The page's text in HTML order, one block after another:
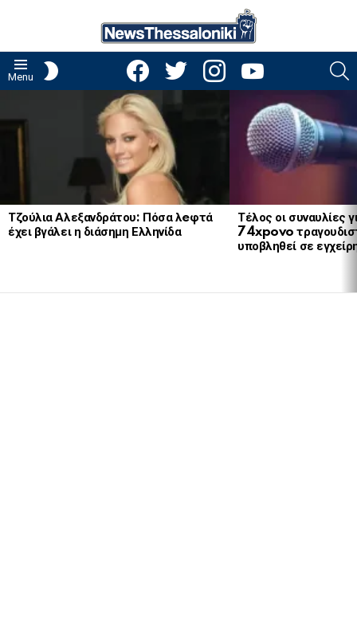
Menu
facebooktwitter instagramyoutube
Τζούλια Αλεξανδράτου: Πόσα λeφτά
έχει βγάλει η διάσημη Ελληνίδα
Τέλος οι συναυλίες
74xpovo
υποβληθεί σε